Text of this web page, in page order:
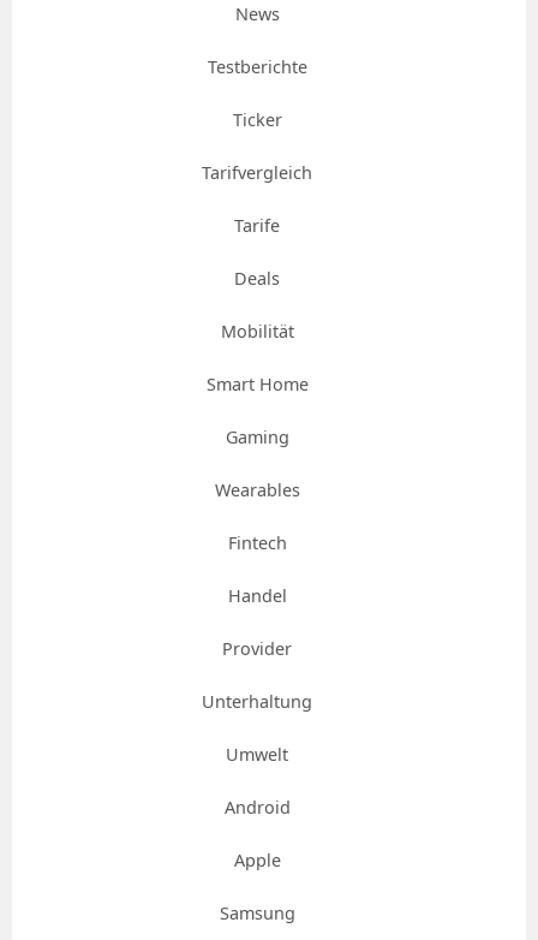
News
Testberichte
Ticker
Tarifvergleich
Tarife
Deals
Mobilität
Smart Home
Gaming
Wearables
Fintech
Handel
Provider
Unterhaltung
Umwelt
Android
Apple
Samsung